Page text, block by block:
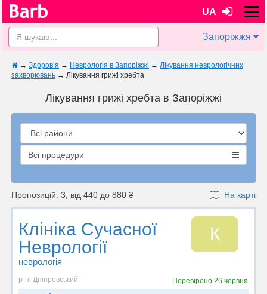
UA
Запоріжжя
→ Здоров’я → Неврологія в Запоріжжі → Лікування неврологічних
захворювань → Лікування грижі хребта
Лікування грижі хребта в Запоріжжі
Всі процедури
Пропозицій: 3, від 440 до 880 ₴ На карті
Клініка Сучасної
Неврології
неврологія
К
р-н. Дніпровський Перевірено26 червня